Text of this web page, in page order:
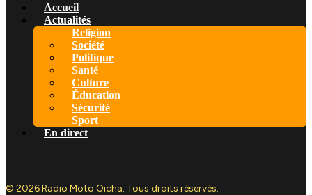
Accueil
Actualités
Religion
Société
Politique
Santé
Culture
Éducation
Sécurité
Sport
En direct
© 2026 Radio Moto Oicha. Tous droits réservés.